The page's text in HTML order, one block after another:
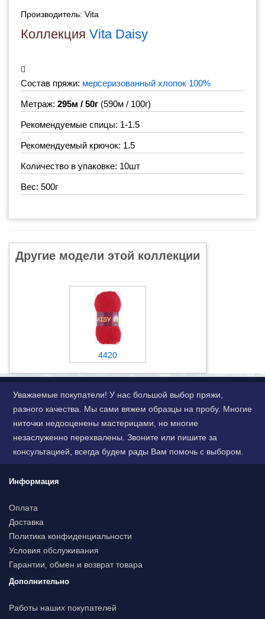
Производитель: Vita
Коллекция Vita Daisy
Состав пряжи: мерсеризованный хлопок 100%
Метраж: 295м / 50г (590м / 100г)
Рекомендуемые спицы: 1-1.5
Рекомендуемый крючок: 1.5
Количество в упаковке: 10шт
Вес: 500г
Другие модели этой коллекции
4420
Уважаемые покупатели! У нас большой выбор пряжи,
разного качества. Мы сами вяжем образцы на пробу. Многие
ниточки недооценены мастерицами, но многие
незаслуженно перехвалены. Звоните или пишите за
консультацией, всегда будем рады Вам помочь с выбором.
Информация
Оплата
Доставка
Политика конфиденциальности
Условия обслуживания
Гарантии, обмен и возврат товара
Дополнительно
Работы наших покупателей